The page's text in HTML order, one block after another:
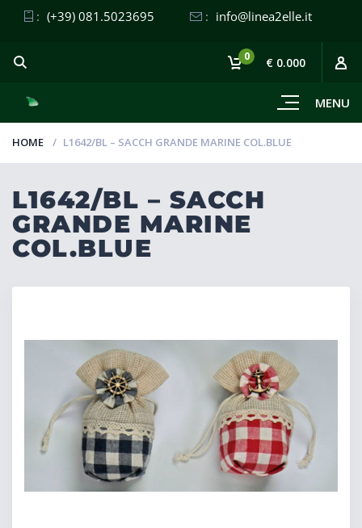
: (+39) 081.5023695 : info@linea2elle.it
MENU
0 € 0.000
HOME L1642/BL – SACCH GRANDE MARINE COL.BLUE
L1642/BL – SACCH
GRANDE MARINE
COL.BLUE